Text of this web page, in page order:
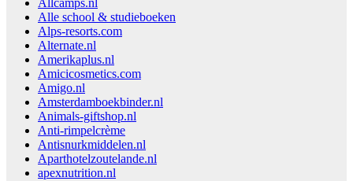
Allcamps.nl
Alle school & studieboeken
Alps-resorts.com
Alternate.nl
Amerikaplus.nl
Amicicosmetics.com
Amigo.nl
Amsterdamboekbinder.nl
Animals-giftshop.nl
Anti-rimpelcrème
Antisnurkmiddelen.nl
Aparthotelzoutelande.nl
apexnutrition.nl